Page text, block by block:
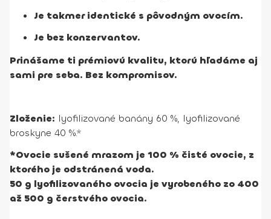
Je takmer identické s pôvodným ovocím.
Je bez konzervantov.
Prinášame ti prémiovú kvalitu, ktorú hľadáme aj
sami pre seba. Bez kompromisov.
Zloženie: lyofilizované banány 60 %, lyofilizované
broskyne 40 %.*
*Ovocie sušené mrazom je 100 % čisté ovocie, z
ktorého je odstránená voda.
50 g lyofilizovaného ovocia je vyrobeného zo 400
až 500 g čerstvého ovocia.